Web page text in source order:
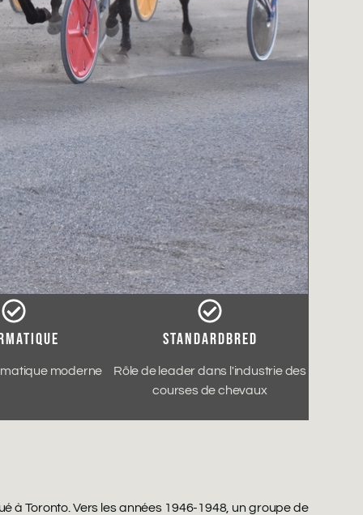
moderne
STANDARDBRED
Rôle de leader dans l'industrie des
courses de chevaux
à Toronto. Vers les années 1946-1948, un groupe de